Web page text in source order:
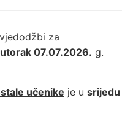
za
utorak 07.07.2026. g.
učenike je u srijedu